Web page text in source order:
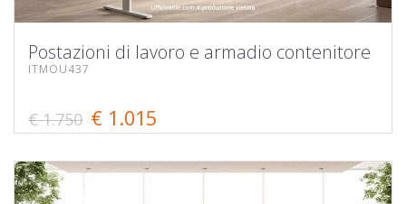
Postazioni di lavoro e armadio contenitore
ITMOU437
€ 1.750 € 1.015